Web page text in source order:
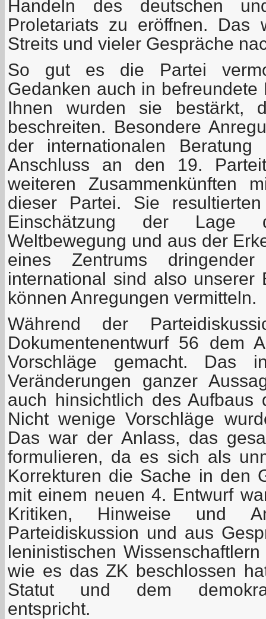
Handeln des deutschen
Proletariats zu eröffnen. Das
Streits und vieler Gespräche
So gut es die Partei
Gedanken auch in
Ihnen wurden sie bestärkt,
beschreiten. Besondere
der internationalen
Anschluss an den 19.
weiteren Zusammenkünften
dieser Partei. Sie
Einschätzung der Lage
Weltbewegung und aus der
eines Zentrums
international sind also unserer
können Anregungen vermitteln.
Während der
Dokumentenentwurf 56 dem
Vorschläge gemacht. Das
Veränderungen ganzer
auch hinsichtlich des Aufbaus
Nicht wenige Vorschläge
Das war der Anlass, das
formulieren, da es sich als
Korrekturen die Sache in den
mit einem neuen 4. Entwurf
Kritiken, Hinweise und
Parteidiskussion und aus
leninistischen
wie es das ZK beschlossen
Statut und dem
entspricht.